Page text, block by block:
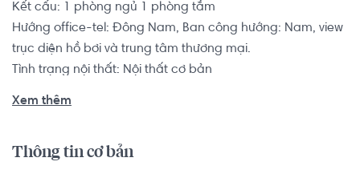
Kết cấu: 1 phòng ngủ 1 phòng tắm
Hướng office-tel: Đông Nam, Ban công hướng: Nam, view
trục diện hồ bơi và trung tâm thương mại.
Tình trạng nội thất: Nội thất cơ bản
quận 7 Nguyễn Văn Linh và Nguyễn Hữu Thọ. Đặc Biệt 2
Xem thêm
Thông tin cơ bản